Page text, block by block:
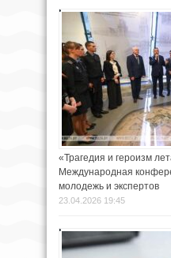
«Трагедия и героизм
Международная
молодежь и экспертов
23.04.2026 19:45